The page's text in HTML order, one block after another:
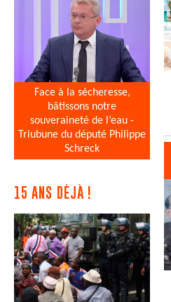
Face à la sécheresse,
bâtissons notre
souveraineté de l’eau -
Triubune du député Philippe
Schreck
15 ANS DÉJÀ !